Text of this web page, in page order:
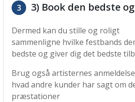
3 3) Book den bedste og
Dermed kan du stille og roligt
sammenligne hvilke festbands
bedste og giver dig det bedste
Brug også artisternes
hvad andre kunder har sagt om
præstationer